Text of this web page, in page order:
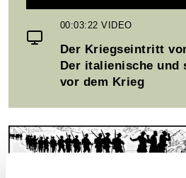
00:03:22VIDEO
Der Kriegseintritt
Der italienische und
vor dem Krieg